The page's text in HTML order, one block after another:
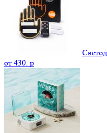
от 430. p